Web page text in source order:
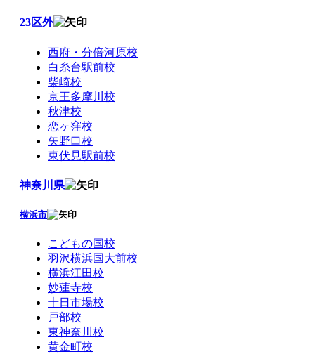
23区外
西府・分倍河原校
白糸台駅前校
柴崎校
京王多摩川校
秋津校
恋ヶ窪校
矢野口校
東伏見駅前校
神奈川県
横浜市
こどもの国校
羽沢横浜国大前校
横浜江田校
妙蓮寺校
十日市場校
戸部校
東神奈川校
黄金町校